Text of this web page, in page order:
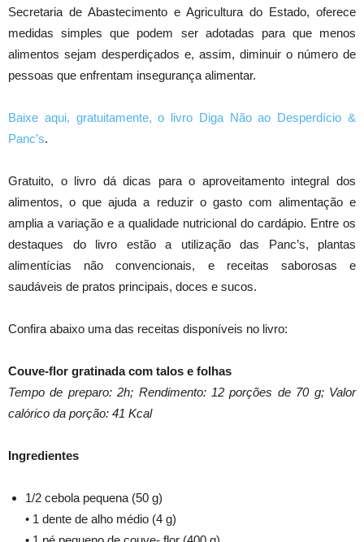
Secretaria de Abastecimento e Agricultura do Estado, oferece
medidas simples que podem ser adotadas para que menos
alimentos sejam desperdiçados e, assim, diminuir o número de
pessoas que enfrentam insegurança alimentar.
Baixe aqui, gratuitamente, o livro Diga Não ao Desperdício &
Panc’s.
Gratuito, o livro dá dicas para o aproveitamento integral dos
alimentos, o que ajuda a reduzir o gasto com alimentação e
amplia a variação e a qualidade nutricional do cardápio. Entre os
destaques do livro estão a utilização das Panc’s, plantas
alimentícias não convencionais, e receitas saborosas e
saudáveis de pratos principais, doces e sucos.
Confira abaixo uma das receitas disponíveis no livro:
Couve-flor gratinada com talos e folhas
Tempo de preparo: 2h; Rendimento: 12 porções de 70 g; Valor
calórico da porção: 41 Kcal
Ingredientes
1/2 cebola pequena (50 g)
• 1 dente de alho médio (4 g)